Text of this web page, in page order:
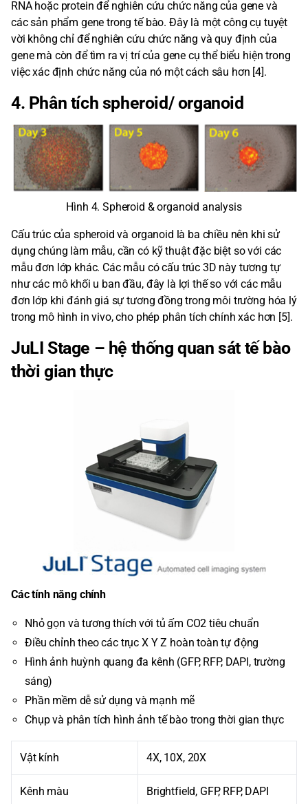
RNA hoặc protein để nghiên cứu chức năng của gene và
các sản phẩm gene trong tế bào. Đây là một công cụ tuyệt
vời không chỉ để nghiên cứu chức năng và quy định của
gene mà còn để tìm ra vị trí của gene cụ thể biểu hiện trong
việc xác định chức năng của nó một cách sâu hơn [4].
4. Phân tích spheroid/ organoid
Hình 4. Spheroid & organoid analysis
Cấu trúc của spheroid và organoid là ba chiều nên khi sử
dụng chúng làm mẫu, cần có kỹ thuật đặc biệt so với các
mẫu đơn lớp khác. Các mẫu có cấu trúc 3D này tương tự
như các mô khối u ban đầu, đây là lợi thế so với các mẫu
đơn lớp khi đánh giá sự tương đồng trong môi trường hóa lý
trong mô hình in vivo, cho phép phân tích chính xác hơn [5].
JuLI Stage – hệ thống quan sát tế bào
thời gian thực
Các tính năng chính
Nhỏ gọn và tương thích với tủ ấm CO2 tiêu chuẩn
Điều chỉnh theo các trục X Y Z hoàn toàn tự động
Hình ảnh huỳnh quang đa kênh (GFP, RFP, DAPI, trường
sáng)
Phần mềm dễ sử dụng và mạnh mẽ
Chụp và phân tích hình ảnh tế bào trong thời gian thực
Vật kính 4X, 10X, 20X
Kênh màu Brightfield, GFP, RFP, DAPI